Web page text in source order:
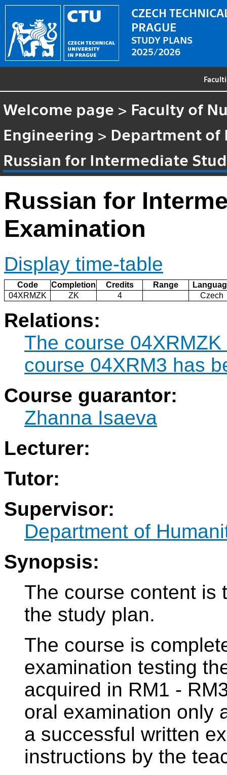
CZECH
PRAGUE
STUDY PLANS
2025/2026
Welcome page > Faculty of
Engineering > Department of
Russian for Intermediate
Russian for
Examination
Display time-table
Code Completion Credits Range
04XRMZK
ZK 4 Czech
Relations:
The course
course 04XRM3 has
Course guarantor:
Zhanna Isaeva
Lecturer:
Tutor:
Supervisor:
Department of
Synopsis:
The course content is
the study plan.
The course is
examination testing
acquired in RM1 -
oral examination only
a successful written
instructions by the